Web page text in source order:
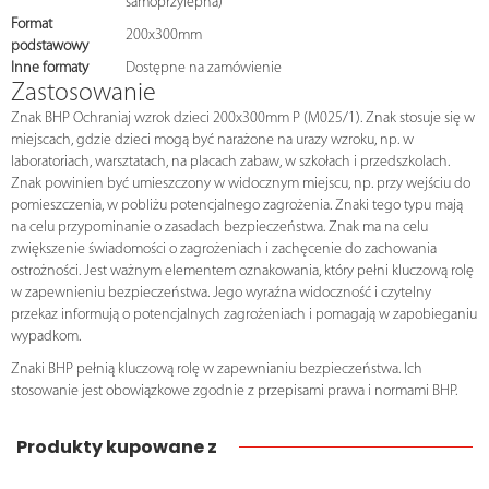
Format
podstawowy
200x300mm
Inne formaty
Dostępne na zamówienie
Zastosowanie
Znak BHP Ochraniaj wzrok dzieci 200x300mm P (M025/1). Znak stosuje się w
miejscach, gdzie dzieci mogą być narażone na urazy wzroku, np. w
laboratoriach, warsztatach, na placach zabaw, w szkołach i przedszkolach.
Znak powinien być umieszczony w widocznym miejscu, np. przy wejściu do
pomieszczenia, w pobliżu potencjalnego zagrożenia. Znaki tego typu mają
na celu przypominanie o zasadach bezpieczeństwa. Znak ma na celu
zwiększenie świadomości o zagrożeniach i zachęcenie do zachowania
ostrożności. Jest ważnym elementem oznakowania, który pełni kluczową rolę
w zapewnieniu bezpieczeństwa. Jego wyraźna widoczność i czytelny
przekaz informują o potencjalnych zagrożeniach i pomagają w zapobieganiu
wypadkom.
Znaki BHP pełnią kluczową rolę w zapewnianiu bezpieczeństwa. Ich
stosowanie jest obowiązkowe zgodnie z przepisami prawa i normami BHP.
Produkty kupowane z